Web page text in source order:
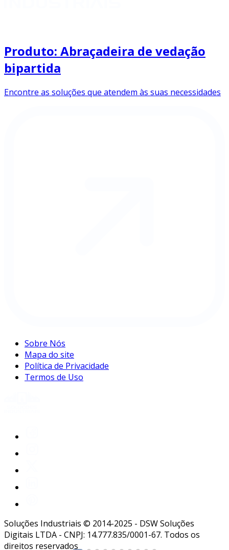
Produto: Abraçadeira de vedação
bipartida
Encontre as soluções que atendem às suas necessidades
Sobre Nós
Mapa do site
Política de Privacidade
Termos de Uso
Soluções Industriais © 2014-2025 - DSW Soluções
Digitais LTDA - CNPJ: 14.777.835/0001-67. Todos os
direitos reservados